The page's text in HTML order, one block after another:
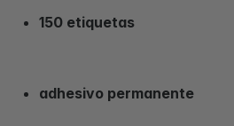
150 etiquetas
adhesivo permanente